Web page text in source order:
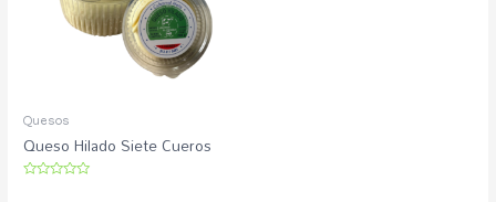
Quesos
Queso Hilado Siete Cueros